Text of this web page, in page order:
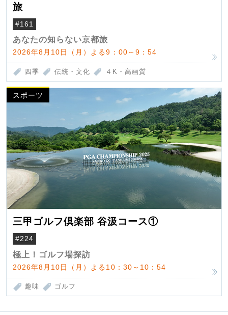
旅
#161
あなたの知らない京都旅
2026年8月10日（月）よる9：00～9：54
四季 伝統・文化 ４K・高画質
スポーツ
三甲ゴルフ倶楽部 谷汲コース①
#224
極上！ゴルフ場探訪
2026年8月10日（月）よる10：30～10：54
趣味 ゴルフ